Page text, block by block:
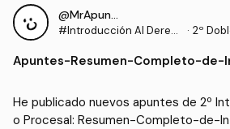
@MrApuntes2
#Introducción Al Derec
· 2º
ración
Apuntes-Resumen-Completo-
He publicado nuevos apuntes de 2º
o Procesal: Resumen-Completo-de-